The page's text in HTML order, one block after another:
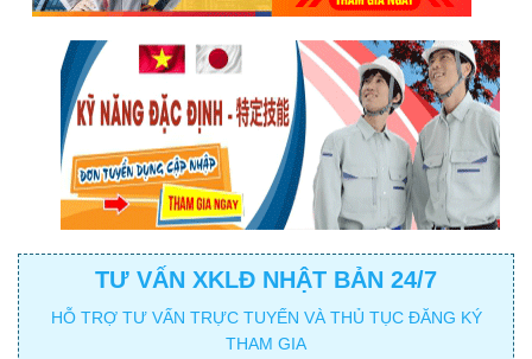
TƯ VẤN XKLĐ NHẬT BẢN 24/7
HỖ TRỢ TƯ VẤN TRỰC TUYẾN VÀ THỦ TỤC ĐĂNG KÝ
THAM GIA